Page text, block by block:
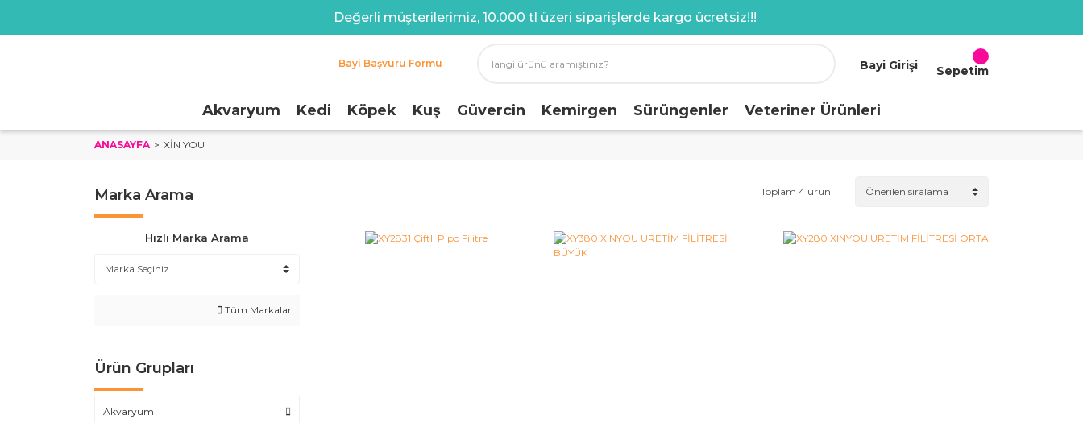
Değerli müşterilerimiz, 10.000 tl üzeri siparişlerde kargo ücretsiz!!!
Bayi Başvuru Formu Bayi Girişi Sepetim
Akvaryum Kedi Köpek Kuş Güvercin Kemirgen Sürüngenler Veteriner Ürünleri
ANASAYFA XIN YOU
Marka Arama
Hızlı Marka Arama
Tüm Markalar
Ürün Grupları
Akvaryum
Toplam 4 ürün